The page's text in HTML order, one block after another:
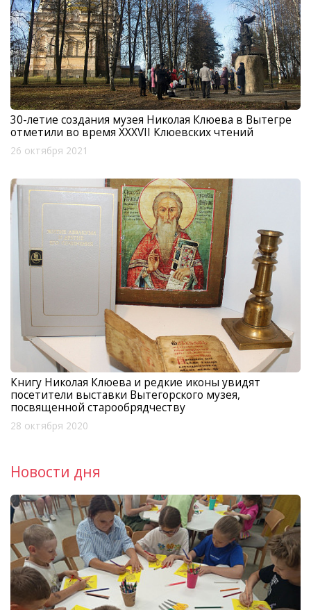
30-летие создания музея Николая Клюева в Вытегре
отметили во время XXXVII Клюевских чтений
26 октября 2021
Книгу Николая Клюева и редкие иконы увидят
посетители выставки Вытегорского музея,
посвященной старообрядчеству
28 октября 2020
Новости дня